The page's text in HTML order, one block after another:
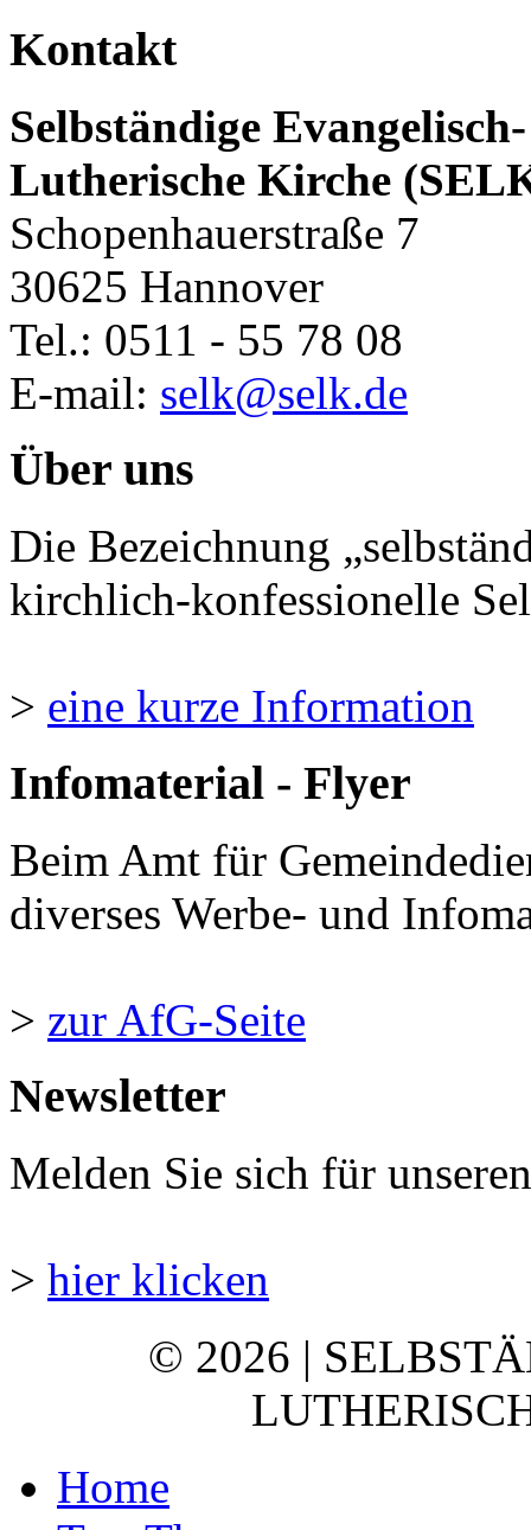
Kontakt
Selbständige Evangelisch-
Lutherische Kirche
Schopenhauerstraße 7
30625 Hannover
Tel.: 0511 - 55 78 08
E-mail: selk@selk.de
Über uns
Die Bezeichnung
kirchlich-konfessionelle
> eine kurze Information
Infomaterial - Flyer
Beim Amt für
diverses Werbe- und
> zur AfG-Seite
Newsletter
Melden Sie sich für
> hier klicken
© 2026 |
Home